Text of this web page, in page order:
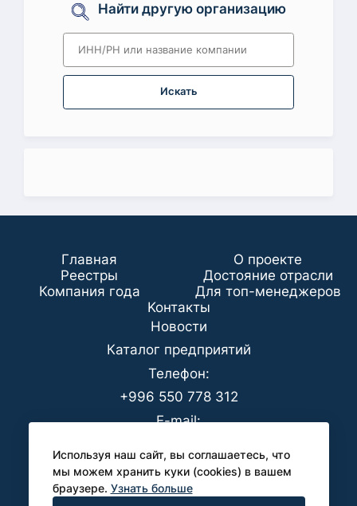
Найти другую организацию
Искать
Используя наш сайт, вы соглашаетесь, что
мы можем хранить куки (cookies) в вашем
браузере. Узнать больше
Главная
О проекте
Реестры
Достояние отрасли
Компания года
Для топ-менеджеров
Koнтaкты
Новости
Каталог предприятий
Телефон:
+996 550 778 312
E-mail:
Для СМИ:
pr@analyt-kg.com